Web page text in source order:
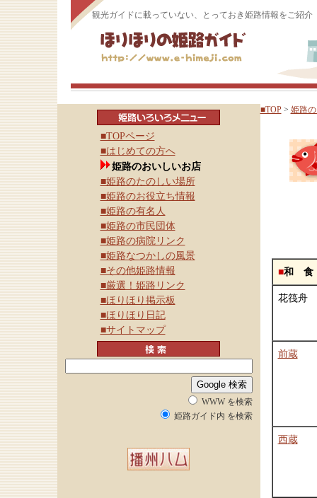
観光ガイドに載っていない、とっておき姫路情報をご紹介
■TOPページ
■はじめての方へ
姫路のおいしいお店
■姫路のたのしい場所
■姫路のお役立ち情報
■姫路の有名人
■姫路の市民団体
■姫路の病院リンク
■姫路なつかしの風景
■その他姫路情報
■厳選！姫路リンク
■ほりほり掲示板
■ほりほり日記
■サイトマップ
WWW を検索
姫路ガイド内 を検索
■TOP> 姫路
■和 食
花筏舟
前蔵
西蔵